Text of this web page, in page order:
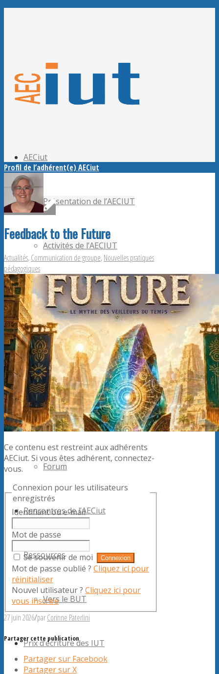
AECiut
Présentation de l’AECIUT
Activités de l’AECIUT
Publications
Adhérents AECiut
Promouvoir l’AECiut
Offres de postes
Forum
Rencontres de l’AECiut
Ressources
Vers le BUT
Prix d’écriture des IUT
Profil de l’adhérent(e) AECiut
Feedback to the Future
Actualités,Communication de groupe,Nouvelles pratiques
pédagogiques
Ce contenu est restreint aux adhérents
AECiut. Si vous êtes adhérent, connectez-
vous.
Connexion pour les utilisateurs
enregistrés
Identifiant ou e-mail
Mot de passe
Se souvenir de moi
Mot de passe oublié ? Cliquez ici pour
réinitialiser
Nouvel utilisateur ? Cliquez ici pour
vous inscrire
27 juin 2026/parCorinne Paterlini
Partager cette publication
Partager sur Facebook
Partager sur X